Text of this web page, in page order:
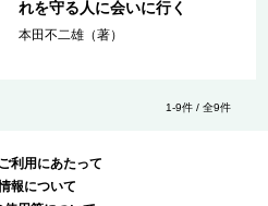
都道府県２５０柱のヌシとそ
本田不二雄（著）